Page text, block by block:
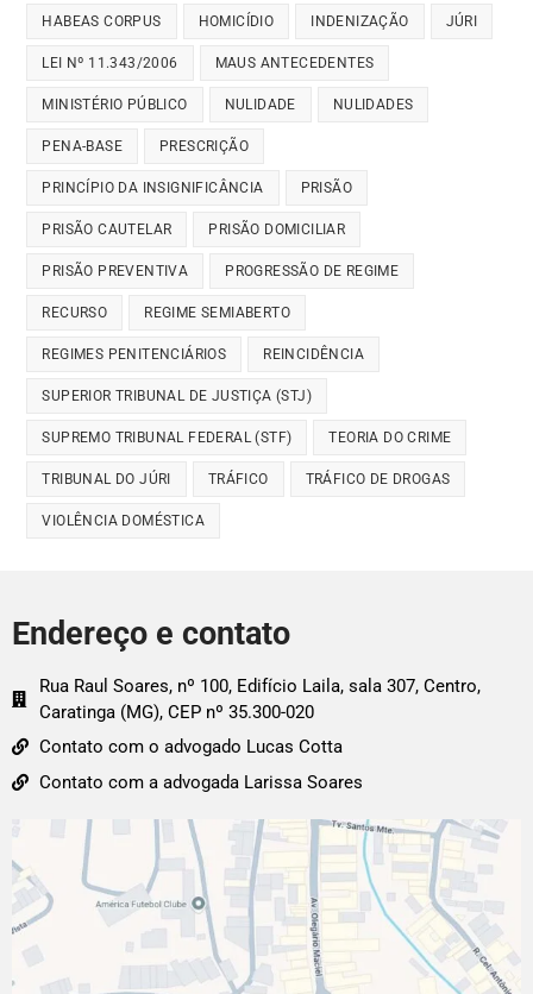
HABEAS CORPUS HOMICÍDIO INDENIZAÇÃO JÚRI
LEI Nº 11.343/2006 MAUS ANTECEDENTES
MINISTÉRIO PÚBLICO NULIDADE NULIDADES
PENA-BASE PRESCRIÇÃO
PRINCÍPIO DA INSIGNIFICÂNCIA PRISÃO
PRISÃO CAUTELAR PRISÃO DOMICILIAR
PRISÃO PREVENTIVA PROGRESSÃO DE REGIME
RECURSO REGIME SEMIABERTO
REGIMES PENITENCIÁRIOS REINCIDÊNCIA
SUPERIOR TRIBUNAL DE JUSTIÇA (STJ)
SUPREMO TRIBUNAL FEDERAL (STF) TEORIA DO CRIME
TRIBUNAL DO JÚRI TRÁFICO TRÁFICO DE DROGAS
VIOLÊNCIA DOMÉSTICA
Endereço e contato
Rua Raul Soares, nº 100, Edifício Laila, sala 307, Centro,
Caratinga (MG), CEP nº 35.300-020
Contato com o advogado Lucas Cotta
Contato com a advogada Larissa Soares